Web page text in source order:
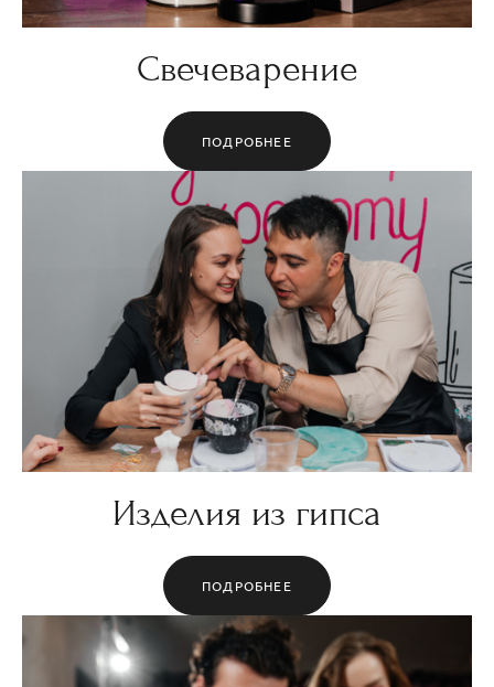
Свечеварение
ПОДРОБНЕЕ
Изделия из гипса
ПОДРОБНЕЕ